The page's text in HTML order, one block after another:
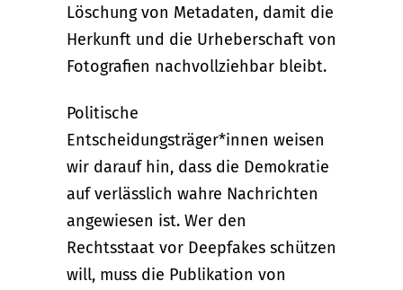
Löschung von Metadaten, damit die
Herkunft und die Urheberschaft von
Fotografien nachvollziehbar bleibt.
Politische
Entscheidungsträger*innen weisen
wir darauf hin, dass die Demokratie
auf verlässlich wahre Nachrichten
angewiesen ist. Wer den
Rechtsstaat vor Deepfakes schützen
will, muss die Publikation von